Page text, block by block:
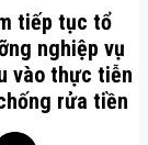
tiếp tục tổ
nghiệp vụ
vào thực tiễn
rửa tiền